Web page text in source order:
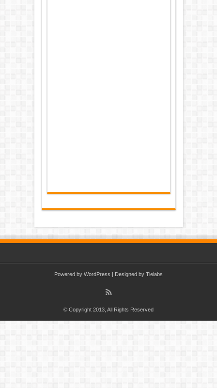
Powered by WordPress | Designed by Tielabs
© Copyright 2013, All Rights Reserved